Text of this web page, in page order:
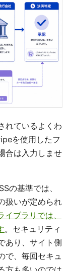
れているよくわ
を使用したフ
合は入力しませ
の基準では、
扱いが定められ
ブラリでは、
。セキュリティ
あり、サイト側
で、毎回セキュ